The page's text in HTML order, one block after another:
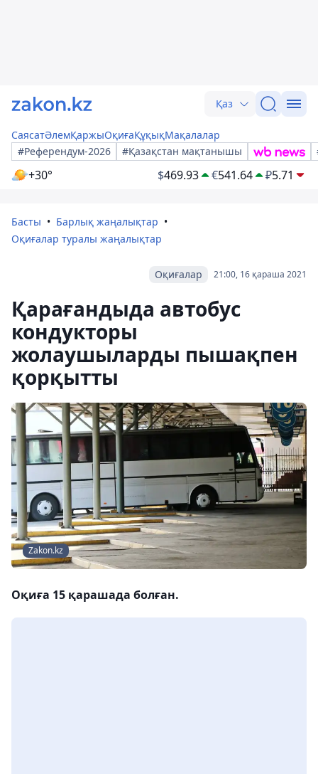
Қаз
СаясатӘлемҚаржыОқиғаҚұқықМақалалар
#Референдум-2026
#Қазақстан мақтанышы
+30° $469.93 €541.64 ₽5.71
Басты
Барлық жаңалықтар
Оқиғалар туралы жаңалықтар
21:00, 16 қараша 2021
Оқиғалар
Қарағандыда автобус
кондукторы
жолаушыларды пышақпен
қорқытты
Zakon.kz
Оқиға 15 қарашада болған.